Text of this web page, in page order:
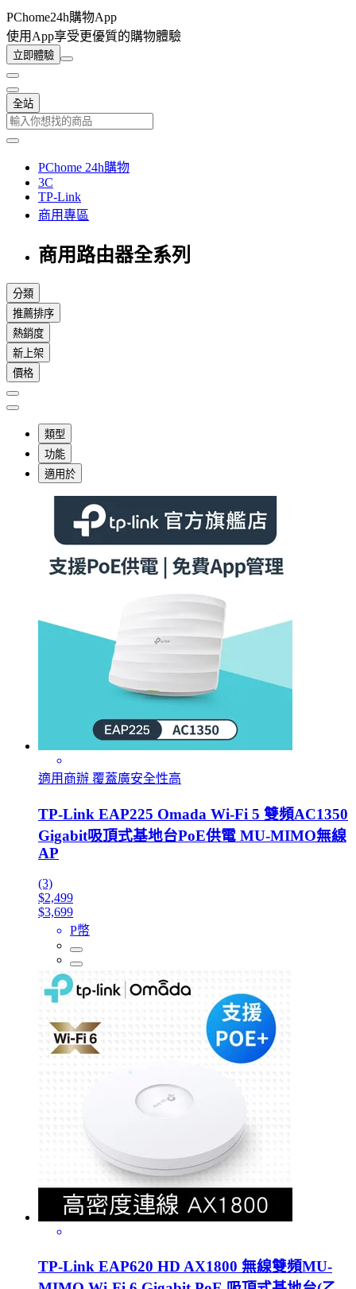
PChome24h購物App
使用App享受更優質的購物體驗
立即體驗
全站
PChome 24h購物
3C
TP-Link
商用專區
商用路由器全系列
分類
推薦排序
熱銷度
新上架
價格
類型
功能
適用於
適用商辦 覆蓋廣安全性高
TP-Link EAP225 Omada Wi-Fi 5 雙頻AC1350
Gigabit吸頂式基地台PoE供電 MU-MIMO無線
AP
(3)
$2,499
$3,699
P幣
TP-Link EAP620 HD AX1800 無線雙頻MU-